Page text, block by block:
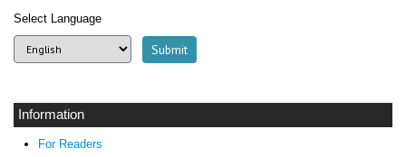
Select Language
Information
For Readers